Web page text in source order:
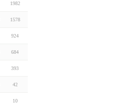
1982
1578
924
684
393
42
10